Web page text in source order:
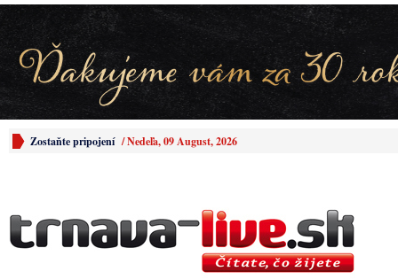
Zostaňte pripojení /Nedeľa, 09 August, 2026